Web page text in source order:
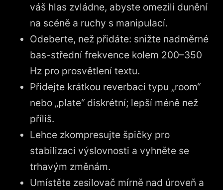
váš hlas zvládne, abyste omezili dunění
na scéně a ruchy s manipulací.
Odeberte, než přidáte: snižte nadměrné
bas-střední frekvence kolem 200–350
Hz pro prosvětlení textu.
Přidejte krátkou reverbaci typu „room“
nebo „plate“ diskrétní; lepší méně než
příliš.
Lehce zkompresujte špičky pro
stabilizaci výslovnosti a vyhněte se
trhavým změnám.
Umístěte zesilovač mírně nad úroveň a